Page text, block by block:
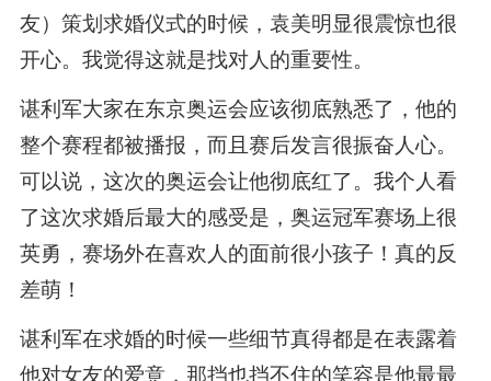
友）策划求婚仪式的时候，袁美明显很震惊也很
开心。我觉得这就是找对人的重要性。
谌利军大家在东京奥运会应该彻底熟悉了，他的
整个赛程都被播报，而且赛后发言很振奋人心。
可以说，这次的奥运会让他彻底红了。我个人看
了这次求婚后最大的感受是，奥运冠军赛场上很
英勇，赛场外在喜欢人的面前很小孩子！真的反
差萌！
谌利军在求婚的时候一些细节真得都是在表露着
他对女友的爱意，那挡也挡不住的笑容是他最最